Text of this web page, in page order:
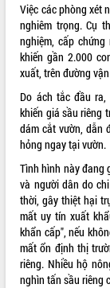
Loading the player...
Bí thư Tỉnh ủy Lương
Triết thăm, tặng quà
cách mạng
Rà soát, hoàn thiện hệ
văn hóa, thể thao đáp
phát triển mới
Thường trực HĐND
mặt Đoàn chuyên gia y
Minh
ALBUM ẢNH
Việc các phòng xét
nghiêm trọng. Cụ
nghiệm, cấp
khiến gần 2.000
xuất, trên đường
Do ách tắc đầu
khiến giá sầu riêng
dám cắt vườn, dẫn
hỏng ngay tại vườn.
Tình hình này đang
và người dân do
thời, gây thiệt hại
mất uy tín xuất
khẩn cấp", nếu
mất ổn định thị
riêng. Nhiều hộ
nghìn tấn sầu riêng